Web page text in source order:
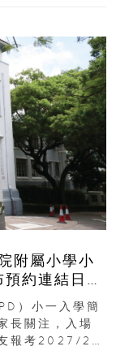
附屬小學小
約連結日期
）小一入學簡
長關注，入場
報考2027/28